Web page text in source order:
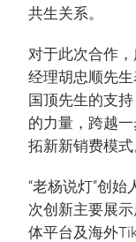
共生关系。
对于此次合作
经理胡忠顺先生
国顶先生的支
的力量，跨越
拓新新销费模式
“老杨说灯”创
次创新主要展
体平台及海外